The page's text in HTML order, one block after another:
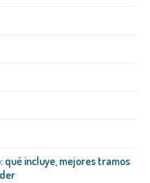
qué incluye, mejores tramos